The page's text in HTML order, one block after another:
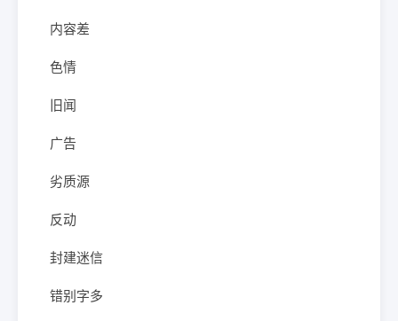
内容差
色情
旧闻
广告
劣质源
反动
封建迷信
错别字多